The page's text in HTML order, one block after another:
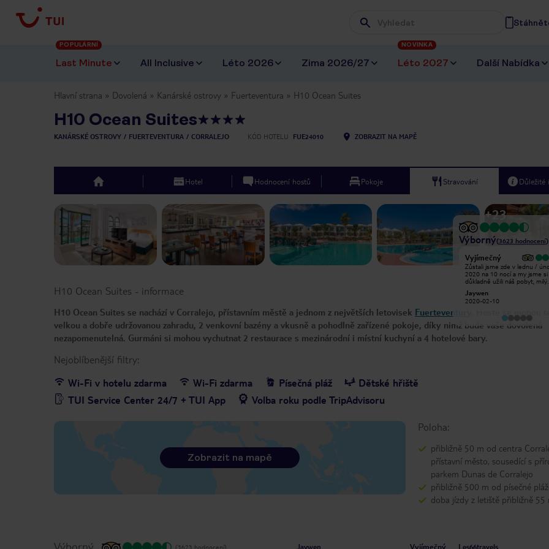
Wpisz frazę, której szukasz
Last Minute
POPULÁRNÍ
All Inclusive Léto 2026 Zima 2026/27 Léto 2027
NOVINKA
Další Nabídka
Hlavní strana Dovolená Kanárské ostrovy Fuerteventura H10 Ocean Suites
H10 Ocean Suites
KANÁRSKÉ OSTROVY FUERTEVENTURA CORRALEJO KÓD HOTELU FUE24010 ZOBRAZIT NA MAPĚ
top Hotel Hodnocení hostů Pokoje Stravování Důležité
Previous slide +23
Výborný(3623 hodnocení)
Vyjímečný
Dobrý hotel, velmi čisté, dobré jídlo
který je v tak oblíbeném rekreačním
středisku zvláštní.
Vyjímečný
Zůstali jsme zde v lednu /
2020 na 10 nocí a my jsme si
důkladně užili náš pobyt, milý
výběr jídel v restauraci a baru
bazénu a dobře si povídali o
vyhřívaná slaná voda, bez
čisté a spousta lehátek k
Velké pokoje s báječnou
Jaywen
2020-02-10
H10 Ocean Suites - informace
H10 Ocean Suites se nachází v Corralejo, přístavním městě a jednom z největších letovisek Fuerteventury
velkou a dobře udržovanou zahradu, 2 venkovní bazény a vkusně a pohodlně zařízené pokoje, díky nimž bude vaše dovolená
nezapomenutelná. Gurmáni si mohou vychutnat 2 restaurace s mezinárodní i místní kuchyní a 4 hotelové bary.
Nejoblíbenější filtry:
Wi-Fi v hotelu zdarma
Wi-Fi zdarma Písečná pláž
Dětské hřiště
TUI Service Center 24/7 + TUI App
Volba roku podle TripAdvisoru
Poloha:
přibližně 50 m od centra
přístavní město, sousedící s
parkem Dunas de Corralejo
přibližně 500 m od písečné
doba jízdy z letiště přibližně 55
Zobrazit na mapě
(3623 hodnocení)
Jaywen
Vyjímečný
Les66travels